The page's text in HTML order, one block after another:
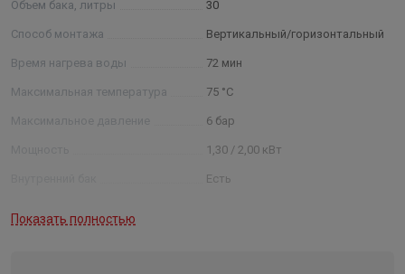
возможности установки: теперь вы можете разместить
ваш водонагреватель Artendo Dry, как вертикально, так
прибор в любых, даже самых небольших помещениях.
Объем бака, литры 30
Способ монтажа Вертикальный/горизонтальный
Время нагрева воды 72 мин
Максимальная температура 75 °С
Максимальное давление 6 бар
1,30 / 2,00 кВт
Есть
Показать полностью